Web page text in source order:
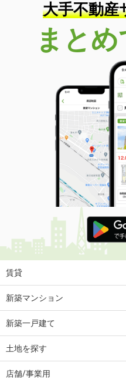
大手不動産
まとめ
賃貸
新築マンション
新築一戸建て
土地を探す
店舗/事業用